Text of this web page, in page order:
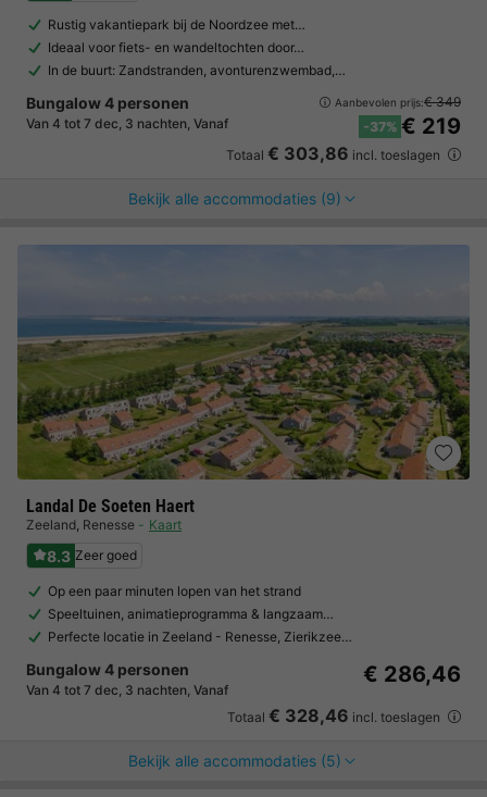
Rustig vakantiepark bij de Noordzee met…
Ideaal voor fiets- en wandeltochten door…
In de buurt: Zandstranden, avonturenzwembad,…
Bungalow 4 personen
Van 4 tot 7 dec, 3 nachten, Vanaf
Aanbevolen prijs:€ 349
-37% € 219
Totaal € 303,86 incl. toeslagen
Bekijk alle accommodaties (9)
Landal De Soeten Haert
Zeeland, Renesse Kaart
8.3 Zeer goed
Op een paar minuten lopen van het strand
Speeltuinen, animatieprogramma & langzaam…
Perfecte locatie in Zeeland - Renesse, Zierikzee…
Bungalow 4 personen
Van 4 tot 7 dec, 3 nachten, Vanaf
€ 286,46
Totaal € 328,46 incl. toeslagen
Bekijk alle accommodaties (5)